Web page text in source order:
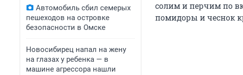
Автомобиль сбил семерых
пешеходов на островке
безопасности в Омске
Новосибирец напал на жену
на глазах у ребенка — в
машине агрессора нашли
солим и перчим по
помидоры и чеснок